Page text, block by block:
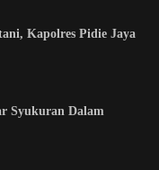
Kapolres Pidie Jaya
Syukuran Dalam